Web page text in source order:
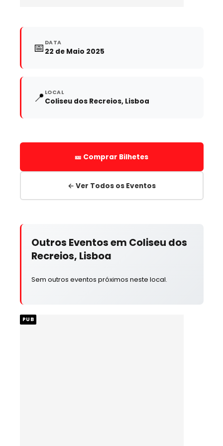
📅 DATA
22 de Maio 2025
📍 LOCAL
Coliseu dos Recreios, Lisboa
🎫 Comprar Bilhetes
← Ver Todos os Eventos
Outros Eventos em Coliseu dos
Recreios, Lisboa
Sem outros eventos próximos neste local.
PUB